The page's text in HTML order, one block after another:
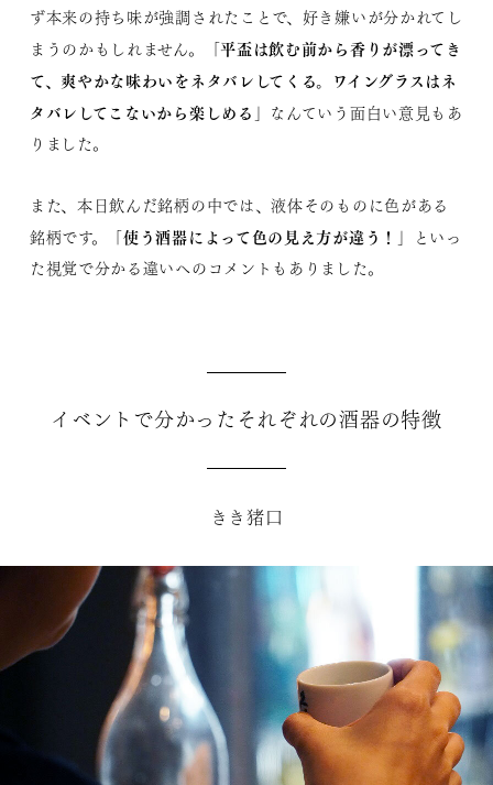
ず本来の持ち味が強調されたことで、好き嫌いが分かれてし
まうのかもしれません。
「平盃は飲む前から香りが漂ってき
て、爽やかな味わいをネタバレしてくる。ワイングラスはネ
タバレしてこないから楽しめる」
なんていう面白い意見もあ
りました。
また、本日飲んだ銘柄の中では、液体そのものに色がある
銘柄です。
「使う酒器によって色の見え方が違う！」
といっ
た視覚で分かる違いへのコメントもありました。
イベントで分かったそれぞれの酒器の特徴
きき猪口